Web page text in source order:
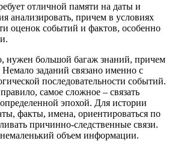
отличной памяти на даты и
анализировать, причем в условиях
оценок событий и фактов, особенно
нужен большой багаж знаний, причем
заданий связано именно с
последовательности событий.
самое сложное – связать
эпохой. Для истории
факты, имена, ориентироваться по
причинно-следственные связи.
объем информации.